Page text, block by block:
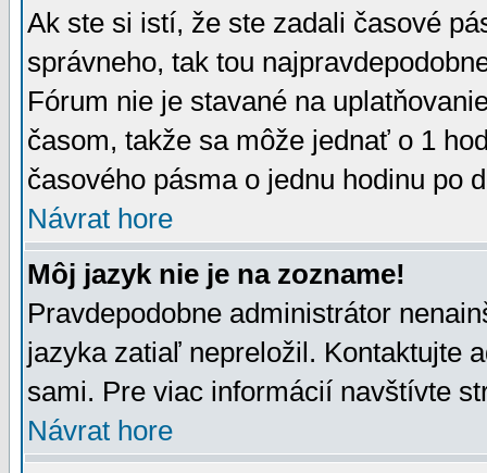
Ak ste si istí, že ste zadali časové
správneho, tak tou
Fórum nie je stavané na
časom, takže sa môže jednať o 1
časového pásma o jednu hodinu po
Návrat hore
Môj jazyk nie je na zozname!
Pravdepodobne administrátor
jazyka zatiaľ nepreložil. Kontaktujte
sami. Pre viac informácií navštívte
Návrat hore